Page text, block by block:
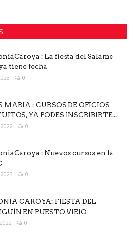
: La fiesta del Salame
tiene fecha
0
MARIA : CURSOS DE OFICIOS
YA PODES INSCRIBIRTE...
0
: Nuevos cursos en la
0
CAROYA: FIESTA DEL
EN PUESTO VIEJO
0